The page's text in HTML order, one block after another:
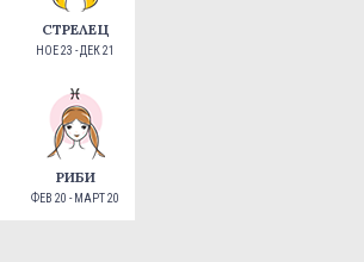
СТРЕЛЕЦ
НОЕ 23 - ДЕК 21
РИБИ
ФЕВ 20 - МАРТ 20